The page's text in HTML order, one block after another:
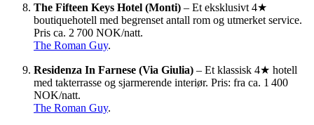
The Fifteen Keys Hotel (Monti) – Et eksklusivt 4★
boutiquehotell med begrenset antall rom og utmerket service.
Pris ca. 2 700 NOK/natt.
The Roman Guy.
Residenza In Farnese (Via Giulia) – Et klassisk 4★ hotell
med takterrasse og sjarmerende interiør. Pris: fra ca. 1 400
NOK/natt.
The Roman Guy.